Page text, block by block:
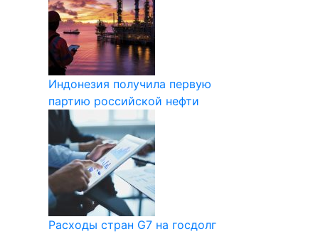
Индонезия получила первую
партию российской нефти
Расходы стран G7 на госдолг